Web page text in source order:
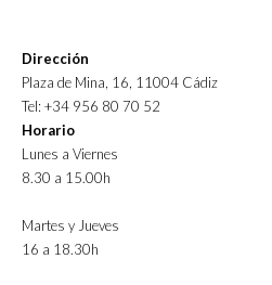
Dirección
Plaza de Mina, 16, 11004 Cádiz
Tel: +34 956 80 70 52
Horario
Lunes a Viernes
8.30 a 15.00h
Martes y Jueves
16 a 18.30h